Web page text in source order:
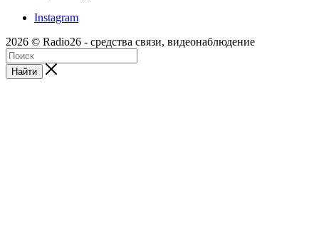
Instagram
2026 © Radio26 - средства связи, видеонаблюдение
Найти